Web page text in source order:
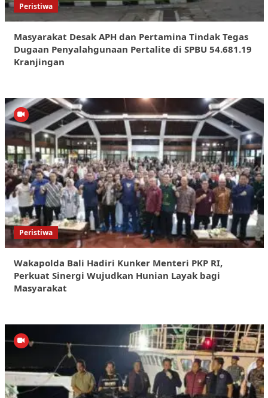
Peristiwa
Masyarakat Desak APH dan Pertamina Tindak Tegas
Dugaan Penyalahgunaan Pertalite di SPBU 54.681.19
Kranjingan
Peristiwa
Wakapolda Bali Hadiri Kunker Menteri PKP RI,
Perkuat Sinergi Wujudkan Hunian Layak bagi
Masyarakat